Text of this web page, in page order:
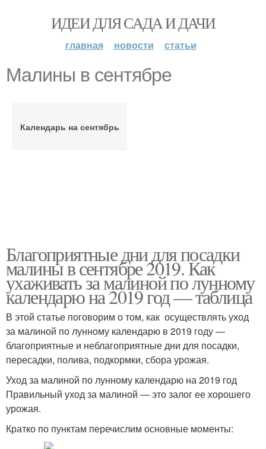
ИДЕИ ДЛЯ САДА И ДАЧИ
главная новости статьи
Малины в сентябре
Календарь на сентябрь
Благоприятные дни для посадки
малины в сентябре 2019. Как
ухаживать за малиной по лунному
календарю на 2019 год — таблица
В этой статье поговорим о том, как осуществлять уход
за малиной по лунному календарю в 2019 году —
благоприятные и неблагоприятные дни для посадки,
пересадки, полива, подкормки, сбора урожая.
Уход за малиной по лунному календарю на 2019 год
Правильный уход за малиной — это залог ее хорошего
урожая.
Кратко по пунктам перечислим основные моменты: